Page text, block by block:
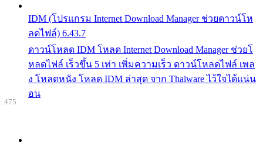
IDM (โปรแกรม Internet Download Manager ช่วยดาวน์โห
ลดไฟล์) 6.43.7
ดาวน์โหลด IDM โหลด Internet Download Manager ช่วยโ
หลดไฟล์ เร็วขึ้น 5 เท่า เพิ่มความเร็ว ดาวน์โหลดไฟล์ เพล
ง โหลดหนัง โหลด IDM ล่าสุด จาก Thaiware ไว้ใจได้แน่น
อน
475